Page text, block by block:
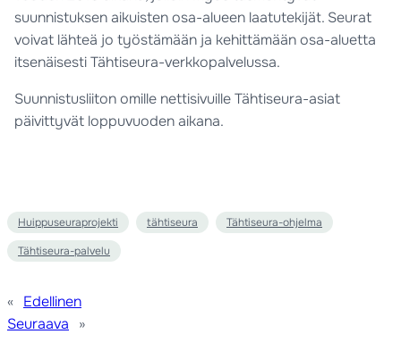
suunnistuksen aikuisten osa-alueen laatutekijät. Seurat
voivat lähteä jo työstämään ja kehittämään osa-aluetta
itsenäisesti Tähtiseura-verkkopalvelussa.
Suunnistusliiton omille nettisivuille Tähtiseura-asiat
päivittyvät loppuvuoden aikana.
Huippuseuraprojekti tähtiseura
Tähtiseura-ohjelma
Tähtiseura-palvelu
« Edellinen
Seuraava
»